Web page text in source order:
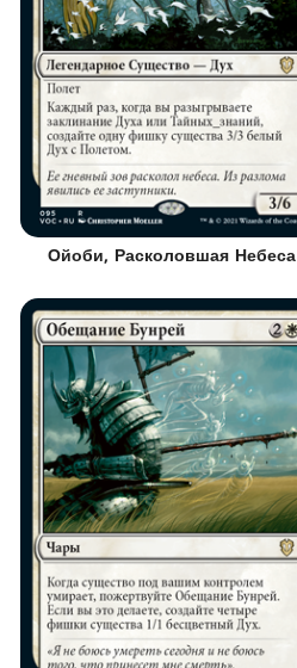
Ойоби, Расколовшая Небеса